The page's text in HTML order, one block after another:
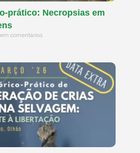
prático: Necropsias em
comentários